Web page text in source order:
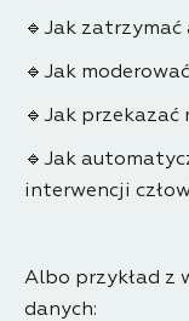
🔹Jak
🔹Jak
🔹Jak przekazać
🔹Jak
interwencji
Albo przykład z
danych: